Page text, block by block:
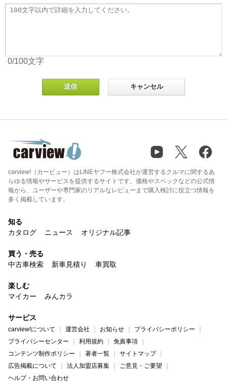
0/100文字
carview!（カービュー）はLINEヤフー株式会社が運営するクルマに関するあ
らゆる情報やサービスを提供するサイトです。価格やスペックなどの公式情
報から、ユーザーや専門家のリアルなレビューまで購入検討に役立つ情報を
多く掲載しています。
知る
カタログ
ニュース オリジナル記事
買う・売る
中古車検索
新車見積り 車買取
楽しむ
マイカー
みんカラ
サービス
carview!について 運営会社 お知らせ
プライバシーポリシー
プライバシーセンター
利用規約
免責事項
コンテンツ制作ポリシー
著者一覧
サイトマップ
広告掲載について
法人加盟店募集
ご意見・ご要望
ヘルプ・お問い合わせ